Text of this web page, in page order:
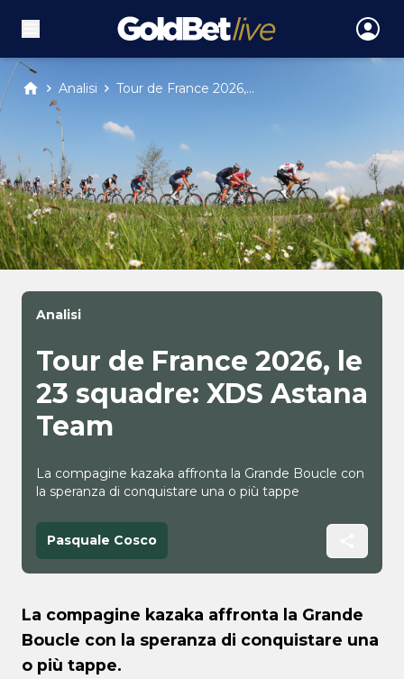
Analisi Tour de France 2026,...
Analisi
Tour de France 2026, le
23 squadre: XDS Astana
Team
La compagine kazaka affronta la Grande Boucle con
la speranza di conquistare una o più tappe
Pasquale Cosco
La compagine kazaka affronta la Grande
Boucle con la speranza di conquistare una
o più tappe.